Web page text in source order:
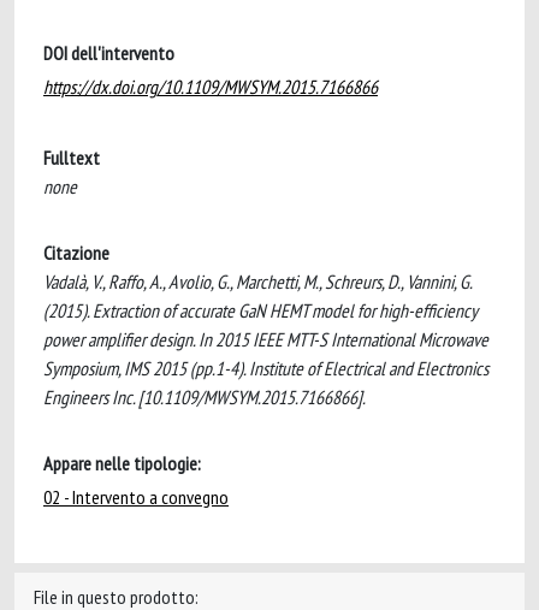
DOI dell'intervento
https://dx.doi.org/10.1109/MWSYM.2015.7166866
Fulltext
none
Citazione
Vadalà, V., Raffo, A., Avolio, G., Marchetti, M., Schreurs, D., Vannini, G.
(2015). Extraction of accurate GaN HEMT model for high-efficiency
power amplifier design. In 2015 IEEE MTT-S International Microwave
Symposium, IMS 2015 (pp.1-4). Institute of Electrical and Electronics
Engineers Inc. [10.1109/MWSYM.2015.7166866].
Appare nelle tipologie:
02 - Intervento a convegno
File in questo prodotto: